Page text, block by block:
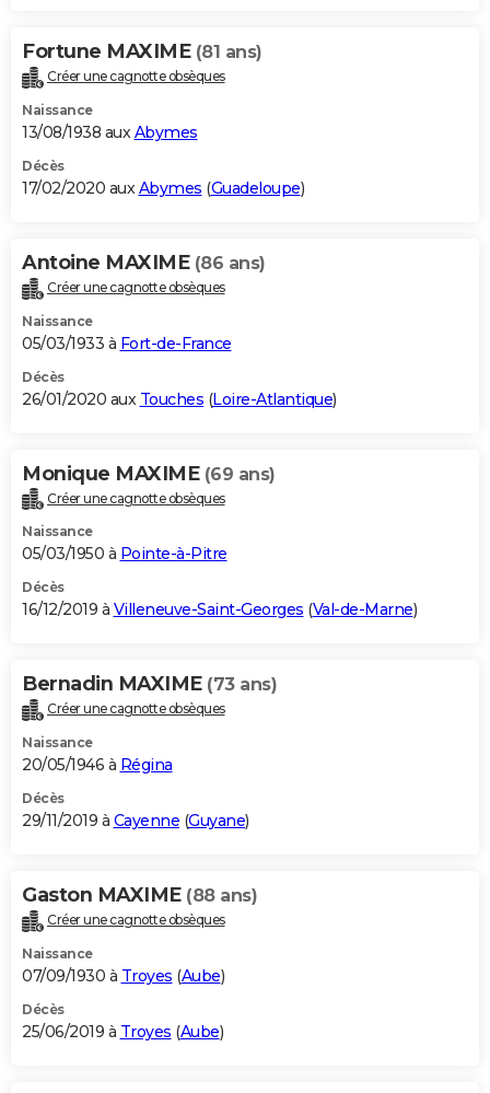
Fortune MAXIME (81 ans)
Créer une cagnotte obsèques
Naissance
13/08/1938 auxAbymes
Décès
17/02/2020 auxAbymes (Guadeloupe)
Antoine MAXIME (86 ans)
Créer une cagnotte obsèques
Naissance
05/03/1933 à Fort-de-France
Décès
26/01/2020 aux Touches (Loire-Atlantique)
Monique MAXIME (69 ans)
Créer une cagnotte obsèques
Naissance
05/03/1950 à Pointe-à-Pitre
Décès
16/12/2019 à Villeneuve-Saint-Georges (Val-de-Marne)
Bernadin MAXIME (73 ans)
Créer une cagnotte obsèques
Naissance
20/05/1946 à Régina
Décès
29/11/2019 à Cayenne (Guyane)
Gaston MAXIME (88 ans)
Créer une cagnotte obsèques
Naissance
07/09/1930 à Troyes (Aube)
Décès
25/06/2019 à Troyes (Aube)